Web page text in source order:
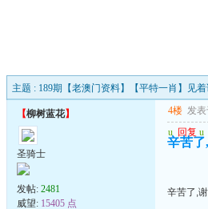
主题 : 189期【老澳门资料】【平特一肖】见着
【柳树蓝花】
圣骑士
发帖: 2481
威望: 15405 点
4楼 发表
u 回复 u
辛苦
辛苦了,